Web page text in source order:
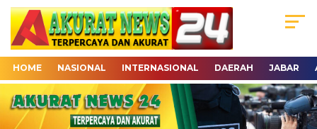
HOME NASIONAL INTERNASIONAL DAERAH JABAR